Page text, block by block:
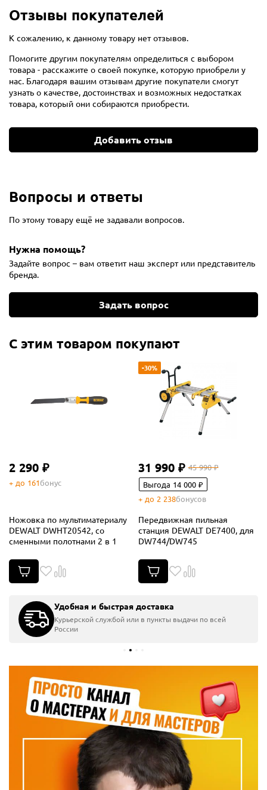
Отзывы покупателей
К сожалению, к данному товару нет отзывов.
Помогите другим покупателям определиться с выбором
товара - расскажите о своей покупке, которую приобрели у
нас. Благодаря вашим отзывам другие покупатели смогут
узнать о качестве, достоинствах и возможных недостатках
товара, который они собираются приобрести.
Добавить отзыв
Вопросы и ответы
По этому товару ещё не задавали вопросов.
Нужна помощь?
Задайте вопрос – вам ответит наш эксперт или представитель
бренда.
Задать вопрос
С этим товаром покупают
2 290 ₽
+ до 161бонус
Ножовка по мультиматериалу
DEWALT DWHT20542, cо
сменными полотнами 2 в 1
-30%
31 990 ₽ 45 990 ₽
Выгода 14 000 ₽
+ до 2 238бонусов
Передвижная пильная
станция DEWALT DE7400, для
DW744/DW745
Удобная и быстрая доставка
Курьерской службой или в пункты выдачи по всей
России